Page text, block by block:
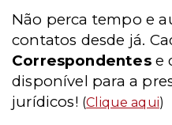
Não perca tempo e
contatos desde já.
Correspondentes e
disponível para a
jurídicos! (Clique aqui)